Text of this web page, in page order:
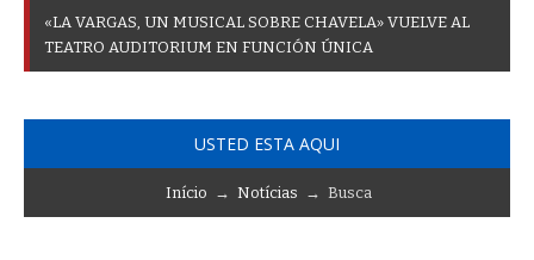
«LA VARGAS UN MUSICAL SOBRE CHAVELA» VUELVE AL
TEATRO AUDITORIUM EN FUNCIÓN ÚNICA
USTED ESTA AQUI
Início → Notícias → Busca